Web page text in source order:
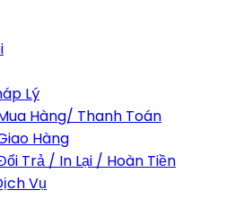
Lý
Hàng/ Thanh Toán
Hàng
Trả / In Lại / Hoàn Tiền
Vụ